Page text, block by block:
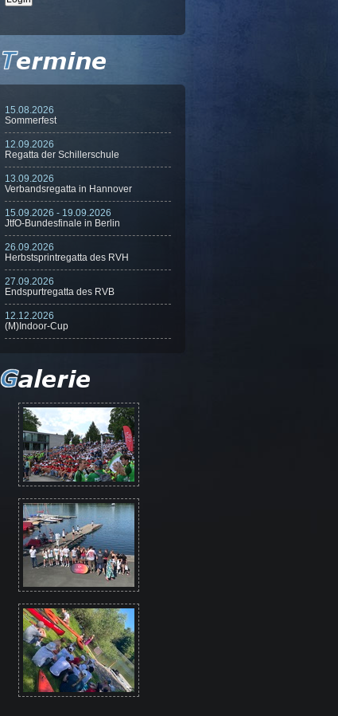
15.08.2026
Sommerfest
12.09.2026
Regatta der Schillerschule
13.09.2026
Verbandsregatta in Hannover
15.09.2026 - 19.09.2026
JtfO-Bundesfinale in Berlin
26.09.2026
Herbstsprintregatta des RVH
27.09.2026
Endspurtregatta des RVB
12.12.2026
(M)Indoor-Cup